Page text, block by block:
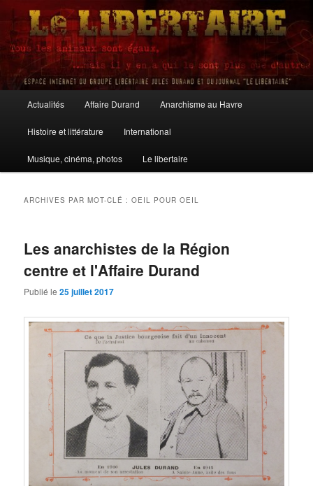
Aller
contenu
principal
Aller
contenu
secondaire
Le Libertaire
principal
Actualités Affaire Durand Anarchisme au Havre
Histoire et littérature International
Musique, cinéma, photos Le libertaire
ARCHIVES PAR MOT-CLÉ :OEIL POUR OEIL
Les anarchistes de la Région
centre et l'Affaire Durand
Publié le25 juillet 2017